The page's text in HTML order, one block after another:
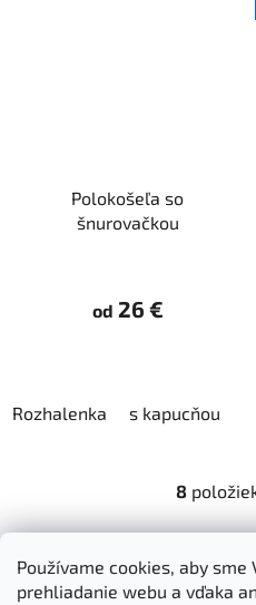
Používame cookies, aby
prehliadanie webu a vďaka
Polokošeľa so
šnurovačkou
od 26 €
Rozhalenka s kapucňou
8
Dokumenty na